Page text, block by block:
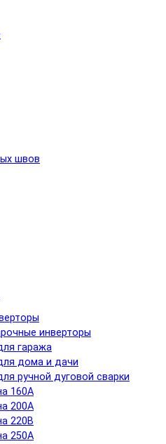
швов
инверторы
гаража
дома и дачи
ручной дуговой сварки
160А
200А
220В
250А